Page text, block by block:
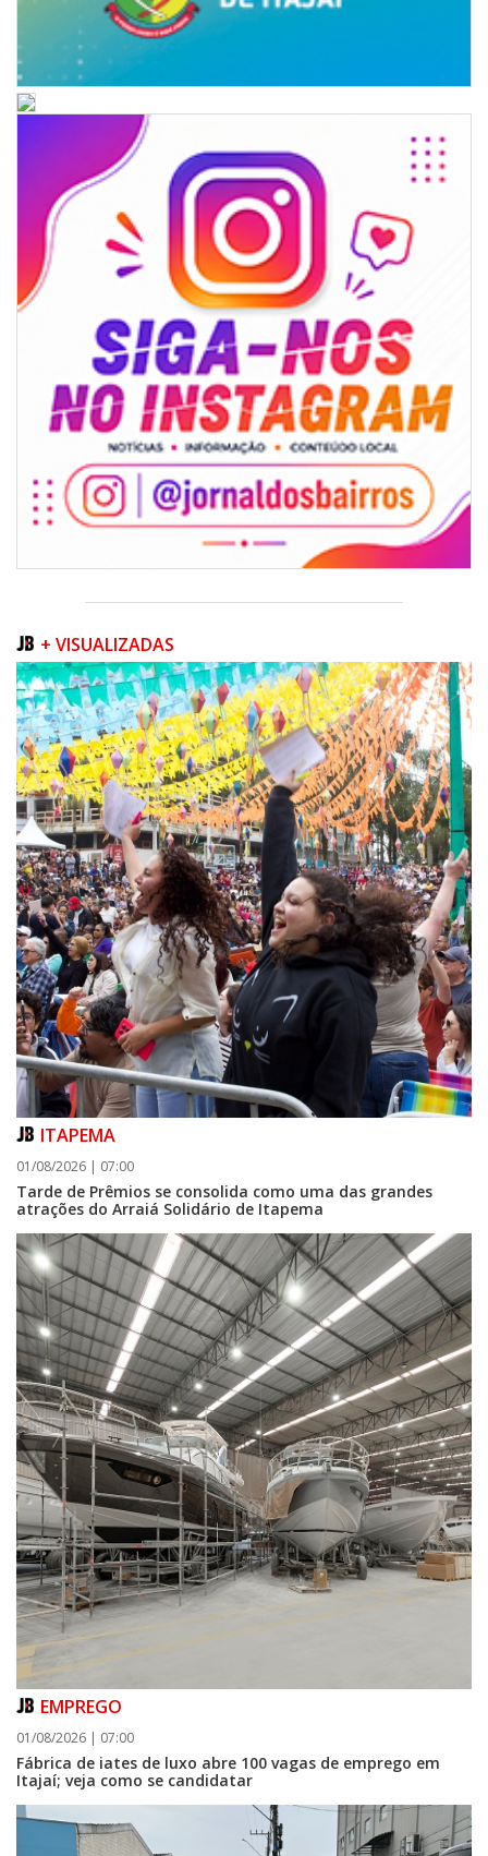
Rede Municipal de Ensino inicia entrega de novos uniformes para
merendeiras
GERAL
05/08/2026 | 07:00
GERAL
05/08/2026 | 07:00
Queda na geração europeia ocorre enquanto inteligência artificial, data
centers e carros elétricos elevam a demanda e colocam o
armazenamento no centro do debate energético
NAVEGANTES
05/08/2026 | 07:00
Curta-metragem navegantino estreia no Cineteatro Carecão com debate
sobre direitos da mulher
+ VISUALIZADAS
ITAPEMA
01/08/2026 | 07:00
Tarde de Prêmios se consolida como uma das grandes
atrações do Arraiá Solidário de Itapema
EMPREGO
01/08/2026 | 07:00
Fábrica de iates de luxo abre 100 vagas de emprego em
Itajaí; veja como se candidatar